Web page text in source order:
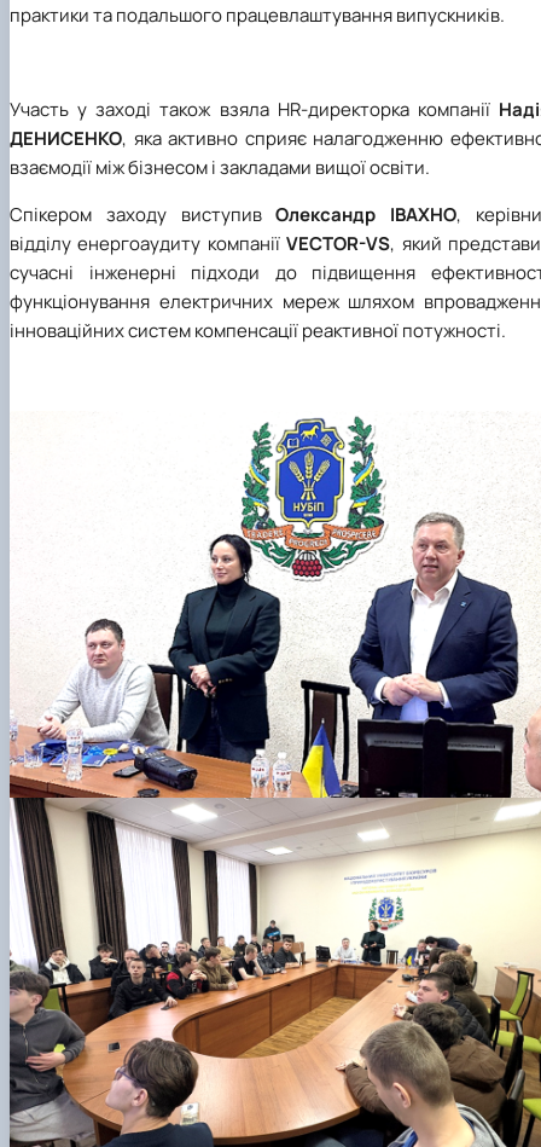
практики та подальшого працевлаштування випускників.
Участь у заході також взяла HR-директорка компанії
ДЕНИСЕНКО, яка активно сприяє налагодженню
взаємодії між бізнесом і закладами вищої освіти.
Спікером заходу виступивОлександр ІВАХНО,
відділу енергоаудиту компаніїVECTOR-VS, який
сучасні інженерні підходи до підвищення
функціонування електричних мереж шляхом
інноваційних систем компенсації реактивної потужності.